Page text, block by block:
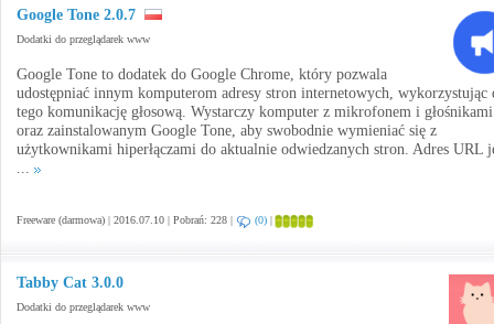
Google Tone 2.0.7
Dodatki do przeglądarek www
Google Tone to dodatek do Google Chrome, który pozwala
udostępniać innym komputerom adresy stron internetowych, wykorzystując
tego komunikację głosową. Wystarczy komputer z mikrofonem i głośnikami
oraz zainstalowanym Google Tone, aby swobodnie wymieniać się z
użytkownikami hiperłączami do aktualnie odwiedzanych stron. Adres URL
...
Freeware (darmowa) | 2016.07.10 | Pobrań: 228 | (0) |
Tabby Cat 3.0.0
Dodatki do przeglądarek www